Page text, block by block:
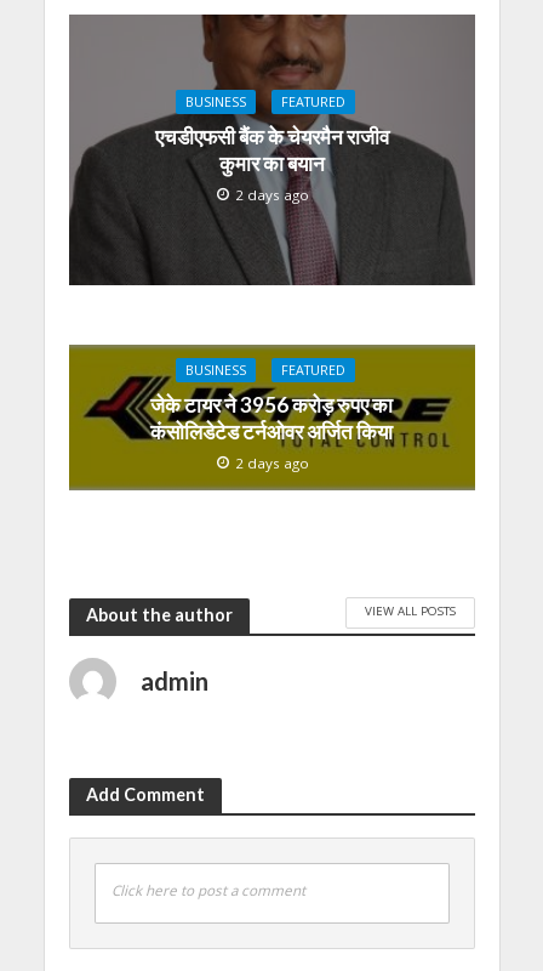
BUSINESS FEATURED
एचडीएफसी बैंक के चेयरमैन राजीव
कुमार का बयान
2 days ago
BUSINESS FEATURED
जेके टायर ने 3956 करोड़ रुपए का
कंसोलिडेटेड टर्नओवर अर्जित किया
2 days ago
About the author VIEW ALL POSTS
admin
Add Comment
Click here to post a comment